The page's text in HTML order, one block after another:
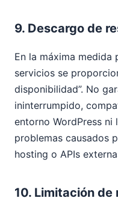
9. Descargo de
En la máxima
servicios se
disponibilidad”. No
ininterrumpido,
entorno WordPress
problemas causados
hosting o APIs
10. Limitación